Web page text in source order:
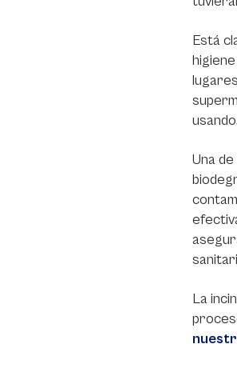
Está
usando.
Una
La